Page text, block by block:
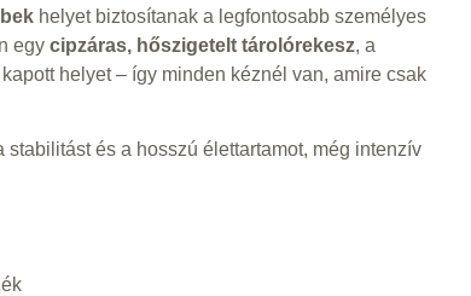
helyet biztosítanak a legfontosabb személyes
egy cipzáras, hőszigetelt tárolórekesz, a
kapott helyet – így minden kéznél van, amire csak
stabilitást és a hosszú élettartamot, még intenzív